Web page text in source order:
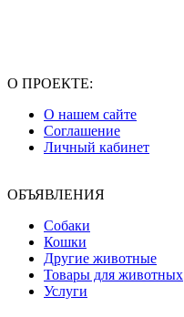
О ПРОЕКТЕ:
О нашем сайте
Соглашение
Личный кабинет
ОБЪЯВЛЕНИЯ
Собаки
Кошки
Другие животные
Товары для животных
Услуги